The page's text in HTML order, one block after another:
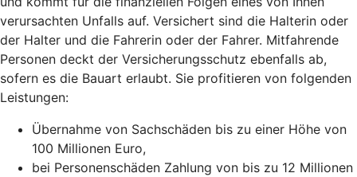
verursachten Unfalls auf. Versichert sind die Halterin oder
der Halter und die Fahrerin oder der Fahrer. Mitfahrende
Personen deckt der Versicherungsschutz ebenfalls ab,
sofern es die Bauart erlaubt. Sie profitieren von folgenden
Leistungen:
Übernahme von Sachschäden bis zu einer Höhe von
100 Millionen Euro,
bei Personenschäden Zahlung von bis zu 12 Millionen